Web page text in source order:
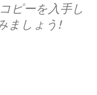
ピーを入手し
ましょう!